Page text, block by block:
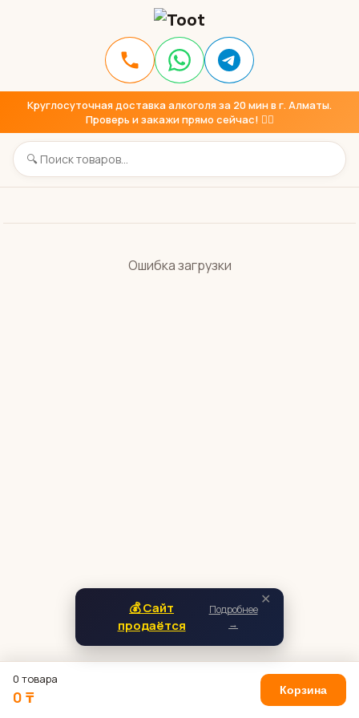
Круглосуточная доставка алкоголя за 20 мин в г. Алматы.
Проверь и закажи прямо сейчас! 👇🏼
Ошибка загрузки
✕
💰 Сайт
продаётся
Подробнее
→
0 товара
0 ₸ Корзина